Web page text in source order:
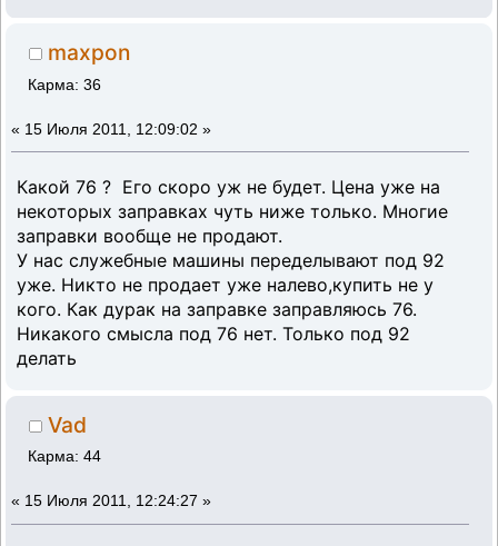
maxpon
Карма: 36
« 15 Июля 2011, 12:09:02 »
Какой 76 ? Его скоро уж не будет. Цена уже на
некоторых заправках чуть ниже только. Многие
заправки вообще не продают.
У нас служебные машины переделывают под 92
уже. Никто не продает уже налево,купить не у
кого. Как дурак на заправке заправляюсь 76.
Никакого смысла под 76 нет. Только под 92
делать
Vad
Карма: 44
« 15 Июля 2011, 12:24:27 »